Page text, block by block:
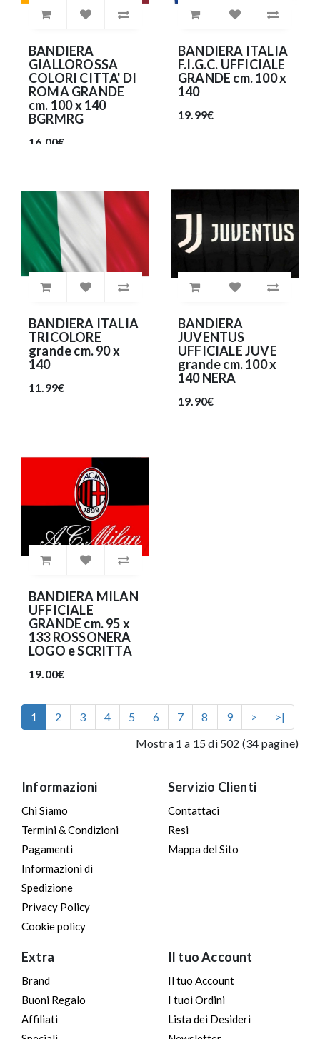
BANDIERA
GIALLOROSSA
COLORI CITTA' DI
ROMA GRANDE
cm. 100 x 140
BGRMRG
16.00€
BANDIERA ITALIA
F.I.G.C. UFFICIALE
GRANDE cm. 100 x
140
19.99€
BANDIERA ITALIA
TRICOLORE
grande cm. 90 x
140
11.99€
BANDIERA
JUVENTUS
UFFICIALE JUVE
grande cm. 100 x
140 NERA
19.90€
BANDIERA MILAN
UFFICIALE
GRANDE cm. 95 x
133 ROSSONERA
LOGO e SCRITTA
19.00€
1 2 3 4 5 6 7 8 9 >
>|
Mostra 1 a 15 di 502 (34 pagine)
Informazioni
Chi Siamo
Termini & Condizioni
Pagamenti
Informazioni di
Spedizione
Privacy Policy
Cookie policy
Servizio Clienti
Contattaci
Resi
Mappa del Sito
Extra
Brand
Buoni Regalo
Affiliati
Il tuo Account
Il tuo Account
I tuoi Ordini
Lista dei Desideri